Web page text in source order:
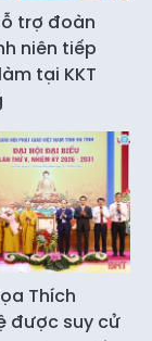
trợ đoàn
niên tiếp
tại KKT
Thích
được suy cử